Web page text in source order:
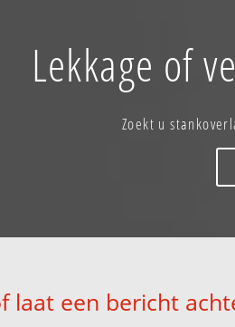
Lekkage of
Zoekt u
laat een bericht